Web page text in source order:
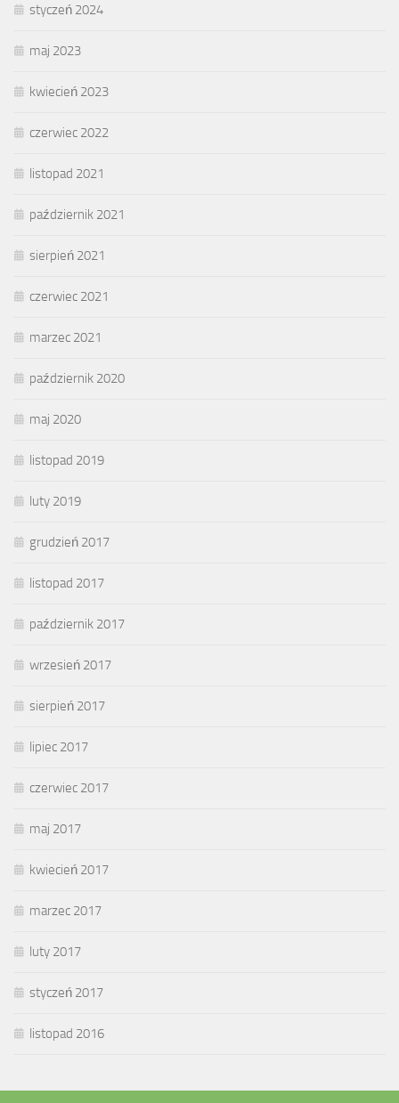
styczeń 2024
maj 2023
kwiecień 2023
czerwiec 2022
listopad 2021
październik 2021
sierpień 2021
czerwiec 2021
marzec 2021
październik 2020
maj 2020
listopad 2019
luty 2019
grudzień 2017
listopad 2017
październik 2017
wrzesień 2017
sierpień 2017
lipiec 2017
czerwiec 2017
maj 2017
kwiecień 2017
marzec 2017
luty 2017
styczeń 2017
listopad 2016